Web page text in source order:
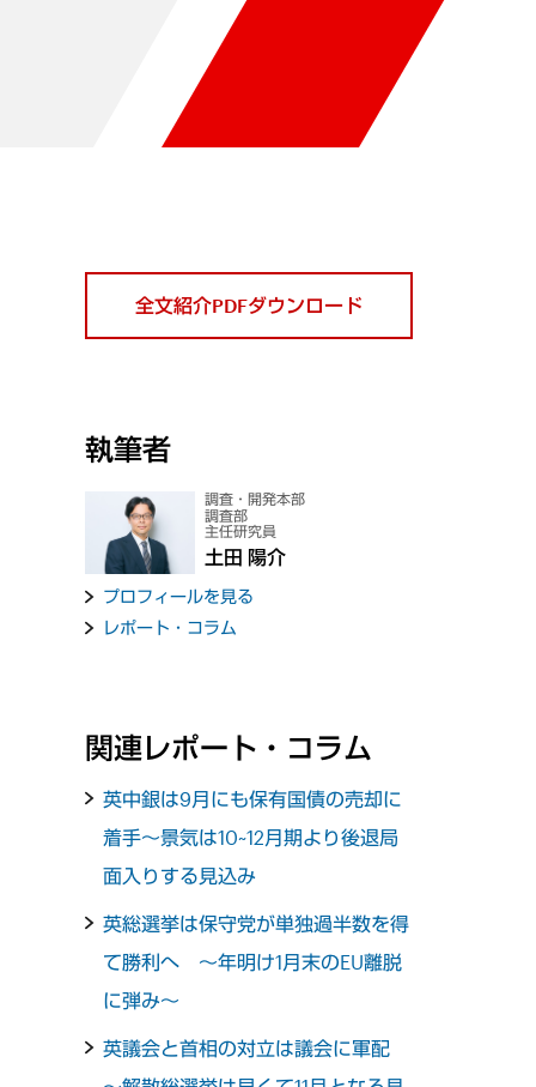
全文紹介PDFダウンロード
執筆者
調査・開発本部
調査部
主任研究員
土田 陽介
プロフィールを見る
レポート・コラム
関連レポート・コラム
英中銀は9月にも保有国債の売却に
着手～景気は10~12月期より後退局
面入りする見込み
英総選挙は保守党が単独過半数を得
て勝利へ ～年明け1月末のEU離脱
に弾み～
英議会と首相の対立は議会に軍配